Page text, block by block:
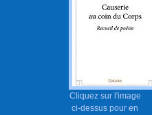
Cliquez sur l'image
ci-dessus pour en